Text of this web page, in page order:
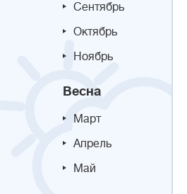
Сентябрь
Октябрь
Ноябрь
Весна
Март
Апрель
Май